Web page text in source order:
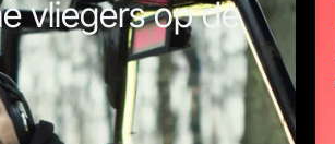
vliegers op de